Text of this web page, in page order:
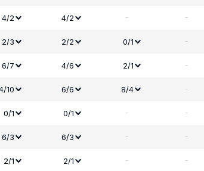
4/2 4/2 - -
2/3 2/2 0/1 -
6/7 4/6 2/1 -
10 6/6 8/4 -
0/1 0/1 - -
6/3 6/3 - -
2/1 2/1 - -